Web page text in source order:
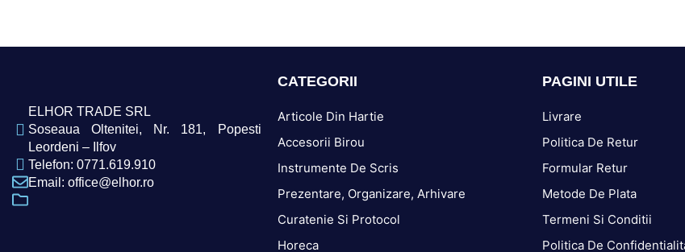
ELHOR TRADE SRL
Soseaua Oltenitei, Nr. 181, Popesti
Leordeni – Ilfov
Telefon: 0771.619.910
Email: office@elhor.ro
CATEGORII
Articole Din Hartie
Accesorii Birou
Instrumente De Scris
Prezentare, Organizare, Arhivare
Curatenie Si Protocol
Horeca
PAGINI UTILE
Livrare
Politica De Retur
Formular Retur
Metode De Plata
Termeni Si Conditii
Politica De